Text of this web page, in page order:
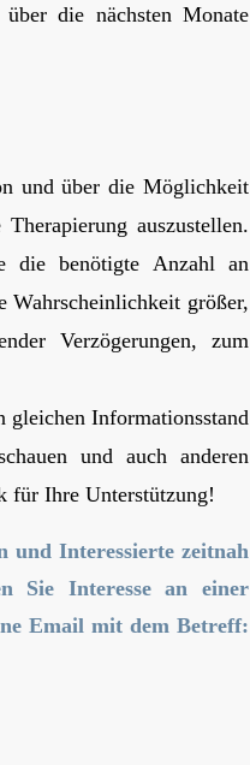
die nächsten Monate
und über die Möglichkeit
auszustellen.
die benötigte Anzahl an
Wahrscheinlichkeit größer,
Verzögerungen, zum
gleichen Informationsstand
und auch anderen
für Ihre Unterstützung!
Interessierte zeitnah
Sie Interesse an einer
Email mit dem Betreff: